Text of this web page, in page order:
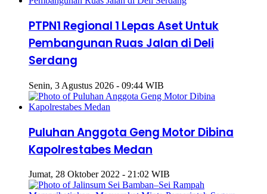
PTPN1 Regional 1 Lepas Aset Untuk
Pembangunan Ruas Jalan di Deli
Serdang
Senin, 3 Agustus 2026 - 09:44 WIB
Puluhan Anggota Geng Motor Dibina
Kapolrestabes Medan
Jumat, 28 Oktober 2022 - 21:02 WIB